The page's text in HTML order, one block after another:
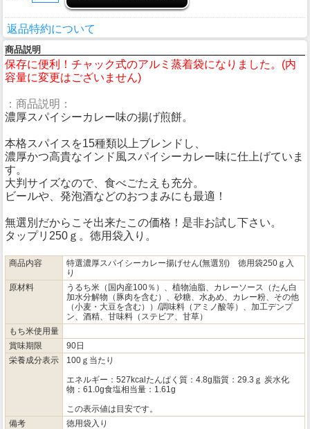
返品特約について
商品説明
保存に便利！チャック式のアルミ蒸着袋になりました。(内
容量に変更はございません)
：商品説明：
濃厚スパイシーカレー味の揚げ煎餅。
本格スパイスを15種類以上ブレンドし、
濃厚かつ高貴なインド風スパイシーカレー味に仕上げていま
す。
大判サイズなので、食べごたえも充分。
ビールや、発泡酒などのおつまみにも最適！
無選別だからこそ出来たこの価格！是非お試し下さい。
タップリ250ｇ。徳用袋入り。
商品内容
特選濃厚スパイシーカレー揚げせん(無選別) 徳用袋250ｇ入
り
原材料
うるち米（国内産100％）、植物油脂、カレーソース（たん白
加水分解物（豚肉を含む）、砂糖、水あめ、カレー粉、その他
（小麦・大豆を含む））/調味料（アミノ酸等）、加工デンプ
ン、酒精、甘味料（ステビア、甘草）
もち米使用量
賞味期限
90日
栄養成分表示
100ｇ当たり
エネルギー：527kcalたんぱく質：4.8g脂質：29.3ｇ 炭水化
物：61.0g食塩相当量：1.61g
この表示値は目安です。
備考
徳用袋入り